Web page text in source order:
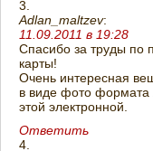
Adlan_maltzev:
11.09.2011 в 19:28
Спасибо за труды по
карты!
Очень интересная
в виде фото формата
этой электронной.
Ответить